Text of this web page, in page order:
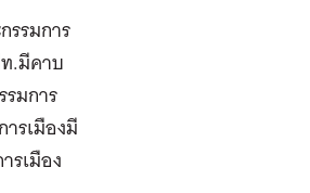
รมการ
.มีคาบ
มการ
รเมืองมี
รเมือง